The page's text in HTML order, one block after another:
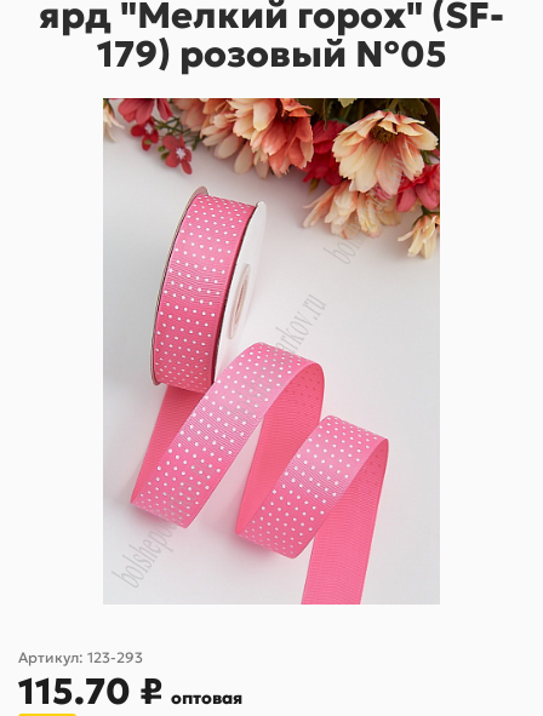
ярд "Мелкий горох" (SF-
179) розовый №05
Артикул: 123-293
115.70 ₽ оптовая